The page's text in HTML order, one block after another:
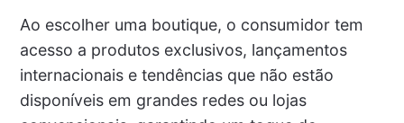
Ao escolher uma boutique, o consumidor tem
acesso a produtos exclusivos, lançamentos
internacionais e tendências que não estão
disponíveis em grandes redes ou lojas